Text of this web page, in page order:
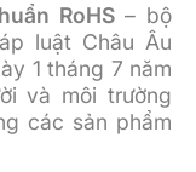
RoHS– bộ
luật Châu Âu
1 tháng 7 năm
và môi trường
các sản phẩm